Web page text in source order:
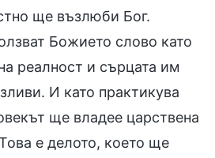
ще възлюби Бог.
Божието слово като
реалност и сърцата им
И като практикува
ще владее царствена
е делото, което ще